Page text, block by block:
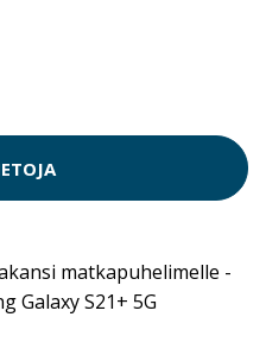
matkapuhelimelle -
Galaxy S21+ 5G